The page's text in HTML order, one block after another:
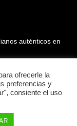
auténticos en
ofrecerle la
preferencias y
consiente el uso